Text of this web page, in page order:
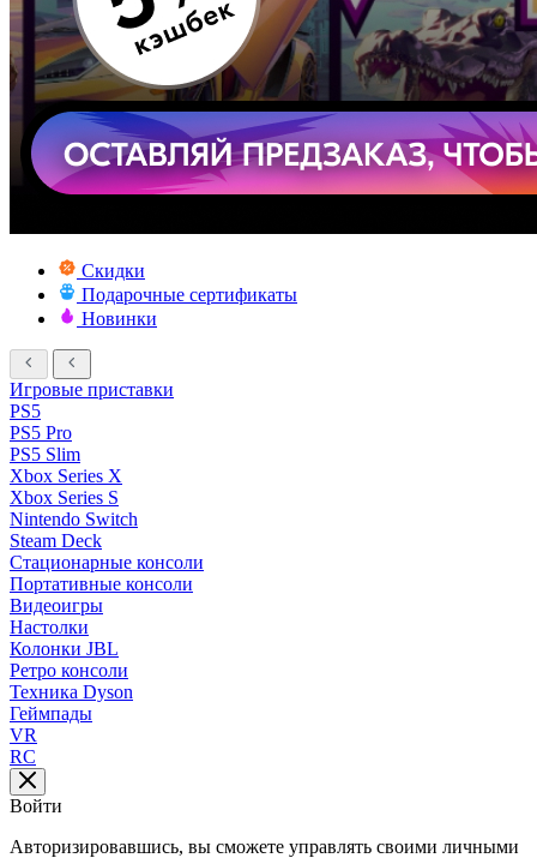
Скидки
Подарочные сертификаты
Новинки
Игровые приставки
PS5
PS5 Pro
PS5 Slim
Xbox Series X
Xbox Series S
Nintendo Switch
Steam Deck
Стационарные консоли
Портативные консоли
Видеоигры
Настолки
Колонки JBL
Ретро консоли
Техника Dyson
Геймпады
VR
RC
Войти
Авторизировавшись, вы сможете управлять своими личными